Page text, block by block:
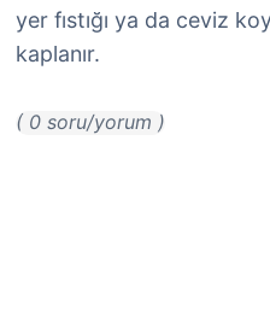
yer fıstığı ya da ceviz
kaplanır.
( 0 soru/yorum )